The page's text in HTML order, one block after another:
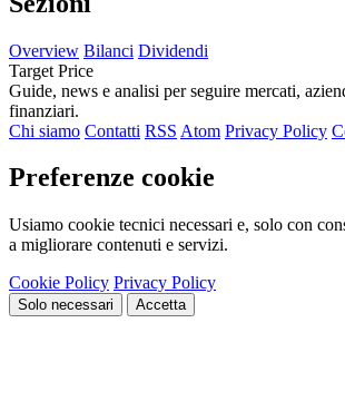
Overview Bilanci Dividendi
Target Price
Guide, news e analisi per seguire mercati,
finanziari.
Chi siamo Contatti RSS Atom Privacy Policy
Preferenze cookie
Usiamo cookie tecnici necessari e, solo con
a migliorare contenuti e servizi.
Cookie Policy Privacy Policy
Solo necessari Accetta